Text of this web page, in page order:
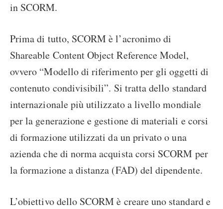
in SCORM.
Prima di tutto, SCORM è l’acronimo di
Shareable Content Object Reference Model,
ovvero “Modello di riferimento per gli oggetti di
contenuto condivisibili”. Si tratta dello standard
internazionale più utilizzato a livello mondiale
per la generazione e gestione di materiali e corsi
di formazione utilizzati da un privato o una
azienda che di norma acquista corsi SCORM per
la formazione a distanza (FAD) del dipendente.
L’obiettivo dello SCORM è creare uno standard e